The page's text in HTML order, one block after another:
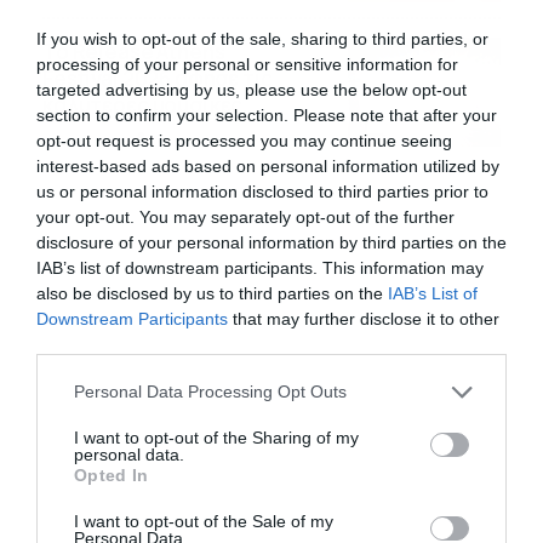
If you wish to opt-out of the sale, sharing to third parties, or
processing of your personal or sensitive information for
targeted advertising by us, please use the below opt-out
section to confirm your selection. Please note that after your
opt-out request is processed you may continue seeing
interest-based ads based on personal information utilized by
us or personal information disclosed to third parties prior to
your opt-out. You may separately opt-out of the further
disclosure of your personal information by third parties on the
IAB’s list of downstream participants. This information may
also be disclosed by us to third parties on the IAB’s List of
Downstream Participants that may further disclose it to other
Please note that this website/app uses one or more Google
not limited to your visit or usage behaviour. You may click to
grant or deny consent to Google and its third-party tags to
use your data for below specified purposes in below Google
consent section.
Personal Data Processing Opt Outs
I want to opt-out of the Sharing of my
personal data.
Opted In
I want to opt-out of the Sale of my
Personal Data.
Το Release Athens
Festival 2026 άφησε τις
καλύτερες μουσικές
αναμνήσεις
05/08/2026 21:23